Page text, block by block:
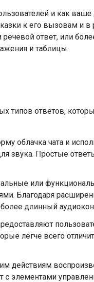
и как
к его вызовам и в
речевой ответ, или
и таблицы.
типов ответов,
облачка чата и
звука. Простые
или
Благодаря
длинный
легче всего
действиям
с элементами